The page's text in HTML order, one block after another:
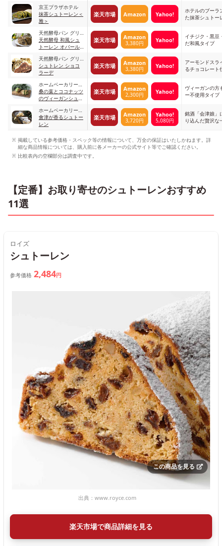
京王プラザホテル
抹茶シュトーレン＜
雅＞
楽天市場 Amazon Yahoo!
ホテルのブーラ
た抹茶シュトー
天然酵母パン グリ
ム
天然酵母 和風シュ
トーレン オバール
楽天市場 Amazon
3,380円 Yahoo!
イチジク・黒豆
だ和風タイプ
天然酵母パン グリ
ム
シュトレン ショコ
ラーデ
楽天市場 Amazon
3,380円 Yahoo!
アーモンドスラ
るチョコレート
ホームベーカリーコ
ビヤマ
桑の葉とココナッツ
のヴィーガンシュト
楽天市場 Amazon
2,300円 Yahoo!
ヴィーガンの方
ー不使用タイプ
ホームベーカリーコ
ビヤマ
會津が香るシュトー
レン
楽天市場 Amazon
3,720円
Yahoo!
5,080円
銘酒「会津娘」
り込んだ贅沢な
掲載している参考価格・スペック等の情報について、万全の保証はいたしかねます。詳
細な商品情報については、購入前に各メーカーの公式サイト等でご確認ください。
比較表内の空欄部分は調査中です。
【定番】お取り寄せのシュトーレンおすすめ
11選
ロイズ
シュトーレン
参考価格 2,484円
この商品を見る
出典： www.royce.com
楽天市場で商品詳細を見る